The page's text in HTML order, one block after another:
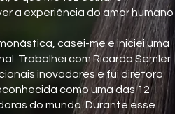
a experiência do amor humano
casei-me e iniciei uma
Trabalhei com Ricardo Semler
inovadores e fui diretora
como uma das 12
do mundo. Durante esse